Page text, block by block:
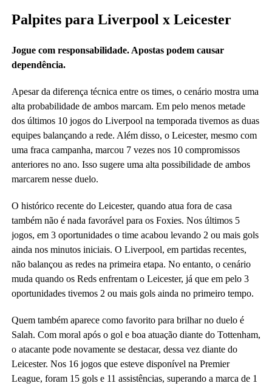
Palpites para Liverpool x Leicester
Jogue com responsabilidade. Apostas podem causar
dependência.
Apesar da diferença técnica entre os times, o cenário mostra uma
alta probabilidade de ambos marcam. Em pelo menos metade
dos últimos 10 jogos do Liverpool na temporada tivemos as duas
equipes balançando a rede. Além disso, o Leicester, mesmo com
uma fraca campanha, marcou 7 vezes nos 10 compromissos
anteriores no ano. Isso sugere uma alta possibilidade de ambos
marcarem nesse duelo.
O histórico recente do Leicester, quando atua fora de casa
também não é nada favorável para os Foxies. Nos últimos 5
jogos, em 3 oportunidades o time acabou levando 2 ou mais gols
ainda nos minutos iniciais. O Liverpool, em partidas recentes,
não balançou as redes na primeira etapa. No entanto, o cenário
muda quando os Reds enfrentam o Leicester, já que em pelo 3
oportunidades tivemos 2 ou mais gols ainda no primeiro tempo.
Quem também aparece como favorito para brilhar no duelo é
Salah. Com moral após o gol e boa atuação diante do Tottenham,
o atacante pode novamente se destacar, dessa vez diante do
Leicester. Nos 16 jogos que esteve disponível na Premier
League, foram 15 gols e 11 assistências, superando a marca de 1